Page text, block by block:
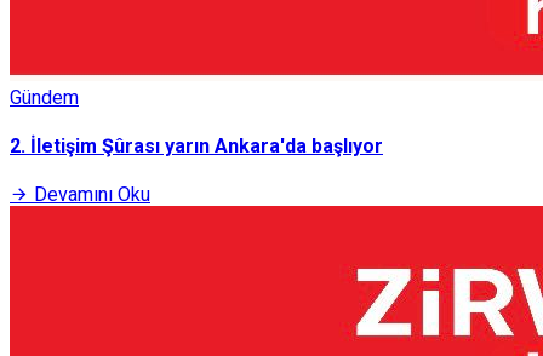
Gündem
2. İletişim Şûrası yarın Ankara'da başlıyor
Devamını Oku